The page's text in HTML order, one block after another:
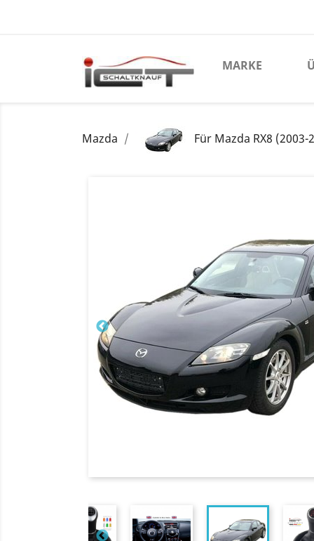
MARKE
Mazda Für Mazda RX8